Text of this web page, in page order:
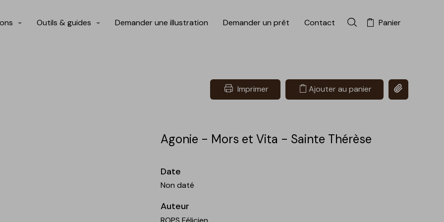
Outils & guides Demander une illustration Demander un prêt Contact Rechercher dans la
Panier
Imprimer Ajouter au panier Copier le lien
Agonie - Mors et Vita - Sainte Thérèse
Date
Non daté
Auteur